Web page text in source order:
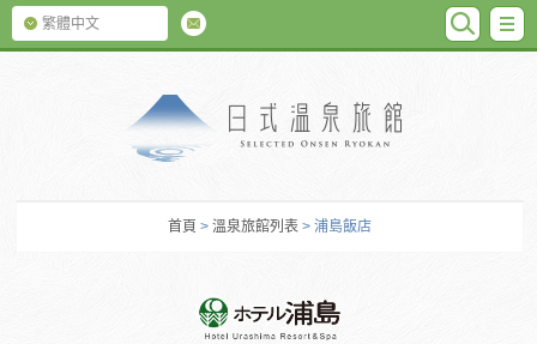
繁體中文
首頁 > 溫泉旅館列表 > 浦島飯店